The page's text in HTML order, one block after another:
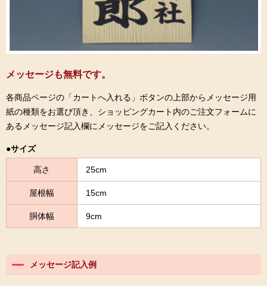
メッセージも無料です。
各商品ページの「カートへ入れる」ボタンの上部からメッセージ用
紙の種類をお選び頂き、ショッピングカート内のご注文フォームに
あるメッセージ記入欄にメッセージをご記入ください。
●サイズ
高さ 25cm
屋根幅 15cm
胴体幅 9cm
メッセージ記入例